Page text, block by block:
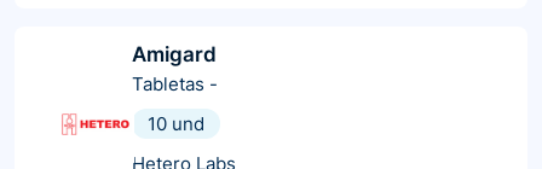
Amigard
Tabletas -
10 und
Hetero Labs